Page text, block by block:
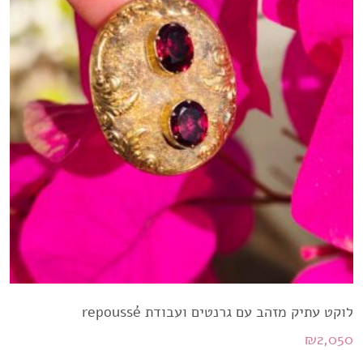
לוקט עתיק מזהב עם גרנטים ועבודת repoussé
₪2,050